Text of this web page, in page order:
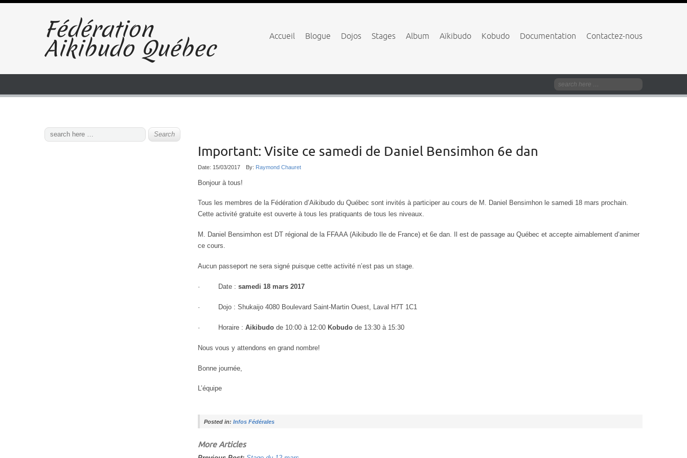
Fédération
Aikibudo Québec Accueil Blogue Dojos Stages Album Aïkibudo Kobudo Documentation Contactez-nous
Important: Visite ce samedi de Daniel Bensimhon 6e dan
Date: 15/03/2017 By: Raymond Chauret
Bonjour à tous!
Tous les membres de la Fédération d’Aikibudo du Québec sont invités à participer au cours de M. Daniel Bensimhon le samedi 18 mars prochain.
Cette activité gratuite est ouverte à tous les pratiquants de tous les niveaux.
M. Daniel Bensimhon est DT régional de la FFAAA (Aikibudo Ile de France) et 6e dan. Il est de passage au Québec et accepte aimablement d’animer
ce cours.
Aucun passeport ne sera signé puisque cette activité n’est pas un stage.
· Date : samedi 18 mars 2017
· Dojo : Shukaijo 4080 Boulevard Saint-Martin Ouest, Laval H7T 1C1
· Horaire : Aikibudo de 10:00 à 12:00 Kobudo de 13:30 à 15:30
Nous vous y attendons en grand nombre!
Bonne journée,
L’équipe
Posted in:Infos Fédérales
More Articles